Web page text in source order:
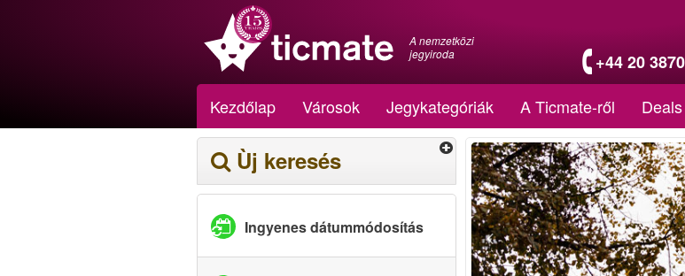
A nemzetközi
jegyiroda
+44 20
Kezdőlap Városok Jegykategóriák A Ticmate-ről Deals
Ùj keresés
Ingyenes dátummódosítás